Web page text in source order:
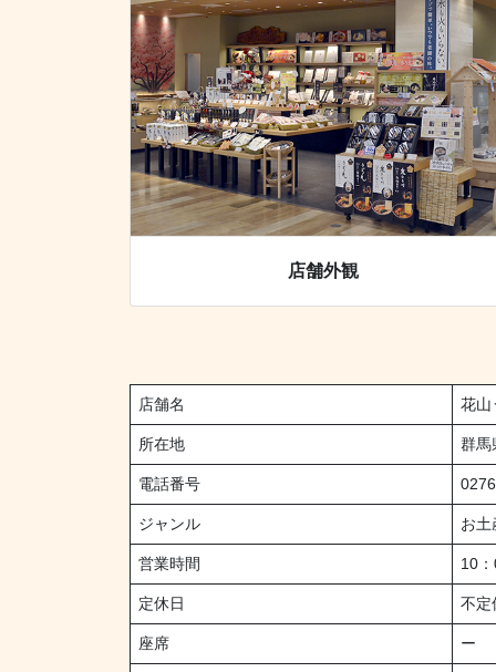
店舗外観
店舗名 花山
所在地 群馬
電話番号
ジャンル お土
営業時間 10
定休日 不定
座席 ー